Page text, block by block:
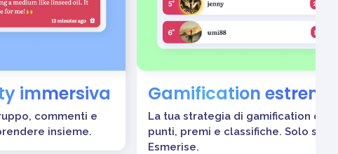
immersiva
commenti e
insieme.
Gamification estrema
La tua strategia di gamification con
punti, premi e classifiche. Solo su
Esmerise.